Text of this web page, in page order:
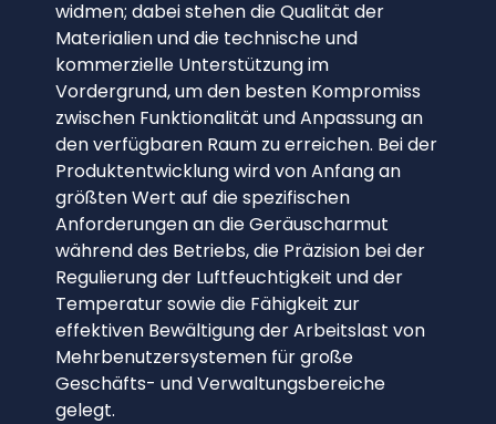
widmen; dabei stehen die Qualität der
Materialien und die technische und
kommerzielle Unterstützung im
Vordergrund, um den besten Kompromiss
zwischen Funktionalität und Anpassung an
den verfügbaren Raum zu erreichen. Bei der
Produktentwicklung wird von Anfang an
größten Wert auf die spezifischen
Anforderungen an die Geräuscharmut
während des Betriebs, die Präzision bei der
Regulierung der Luftfeuchtigkeit und der
Temperatur sowie die Fähigkeit zur
effektiven Bewältigung der Arbeitslast von
Mehrbenutzersystemen für große
Geschäfts- und Verwaltungsbereiche
gelegt.